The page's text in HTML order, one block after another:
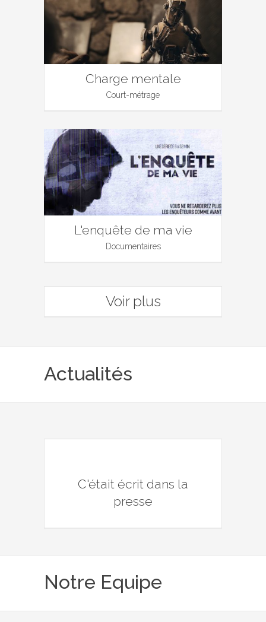
Charge mentale
Court-métrage
L'enquête de ma vie
Documentaires
Voir plus
Actualités
C'était écrit dans la
presse
Notre Equipe